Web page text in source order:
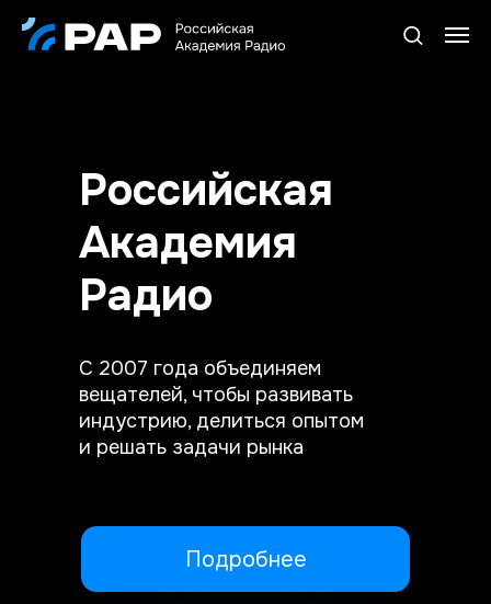
Российская
Академия
Радио
С 2007 года объединяем
вещателей, чтобы развивать
индустрию, делиться опытом
и решать задачи рынка
Подробнее